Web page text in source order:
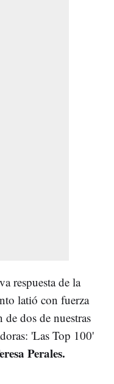
respuesta de la
latió con fuerza
dos de nuestras
'Las Top 100'
Perales.